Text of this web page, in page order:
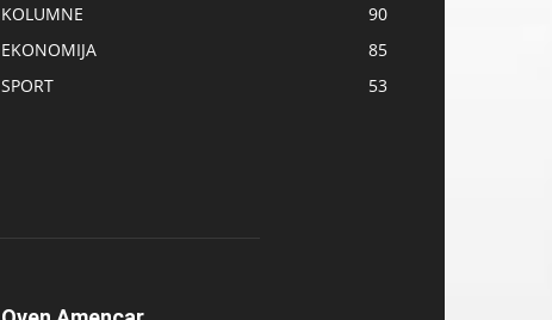
KOLUMNE
90
EKONOMIJA
85
SPORT
53